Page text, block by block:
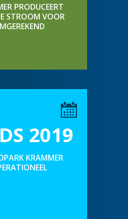
PRODUCEERT
STROOM VOOR
2019
KRAMMER